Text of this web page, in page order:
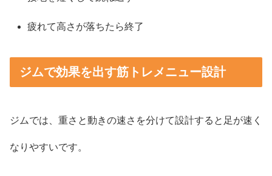
疲れて高さが落ちたら終了
ジムで効果を出す筋トレメニュー設計
ジムでは、重さと動きの速さを分けて設計すると足が速く
なりやすいです。